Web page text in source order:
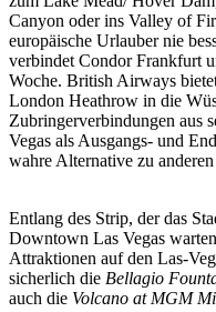
Canyon oder ins Valley of
europäische Urlauber nie
verbindet Condor Frankfurt
Woche. British Airways
London Heathrow in die
Zubringerverbindungen aus
Vegas als Ausgangs- und
wahre Alternative zu
Entlang des Strip, der das
Downtown Las Vegas
Attraktionen auf den Las-
sicherlich die Bellagio
auch die Volcano at MGM